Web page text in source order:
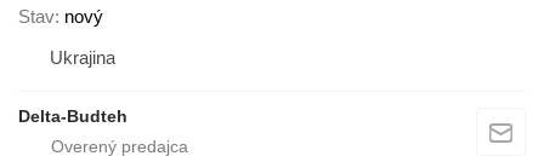
Stav nový
Ukrajina
Delta-Budteh